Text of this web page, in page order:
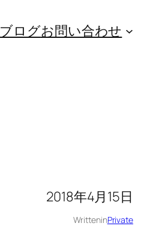
ブログお問い合わせ
2018年4月15日
WritteninPrivate